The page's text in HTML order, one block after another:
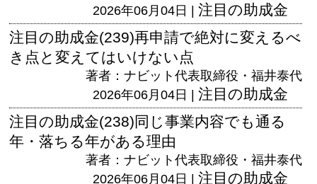
2026年06月04日 | 注目の助成金
注目の助成金(239)再申請で絶対に変えるべ
き点と変えてはいけない点
著者：ナビット代表取締役・福井泰代
2026年06月04日 | 注目の助成金
注目の助成金(238)同じ事業内容でも通る
年・落ちる年がある理由
著者：ナビット代表取締役・福井泰代
2026年06月04日 | 注目の助成金